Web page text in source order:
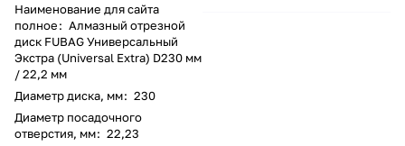
Наименование для сайта
полное: Алмазный отрезной
диск FUBAG Универсальный
Экстра (Universal Extra) D230 мм
/ 22,2 мм
Диаметр диска, мм: 230
Диаметр посадочного
отверстия, мм: 22,23